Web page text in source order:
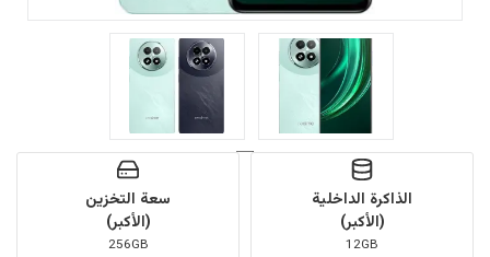
الذاكرة الداخلية
(الأكبر)
12GB
سعة التخزين
(الأكبر)
256GB